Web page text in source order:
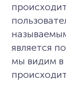
является
мы видим в